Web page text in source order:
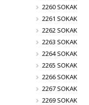
2260 SOKAK
2261 SOKAK
2262 SOKAK
2263 SOKAK
2264 SOKAK
2265 SOKAK
2266 SOKAK
2267 SOKAK
2269 SOKAK